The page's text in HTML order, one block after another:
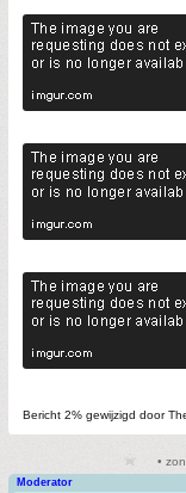
Bericht 2% gewijzigd door
•
Moderator